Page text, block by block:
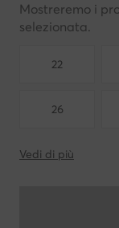
Mostreremo i
selezionata.
22
26
Vedi di più